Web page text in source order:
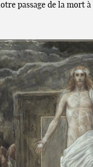
passage de la mort